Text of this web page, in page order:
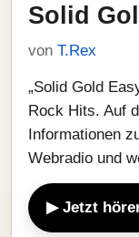
Solid
von T.Rex
„Solid Gold
Rock Hits. Auf
Informationen
Webradio und
▶ Jetzt